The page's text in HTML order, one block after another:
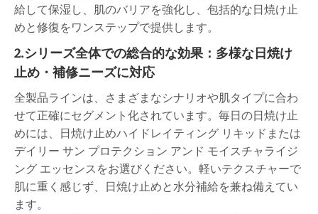
給して保湿し、肌のバリアを強化し、包括的な日焼け止
めと修復をワンステップで提供します。
2.シリーズ全体での総合的な効果：多様な日焼け
止め・補修ニーズに対応
全製品ラインは、さまざまなシナリオや肌タイプに合わ
せて正確にセグメント化されています。毎日の日焼け止
めには、日焼け止めハイドレイティング リキッドまたは
デイリー サン プロテクション アンド モイスチャライジ
ング エッセンスをお選びください。軽いテクスチャーで
肌に重く感じず、日焼け止めと水分補給を兼ね備えてい
ます。